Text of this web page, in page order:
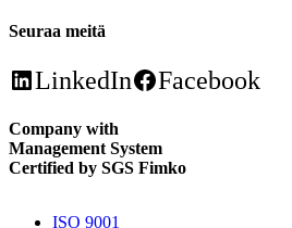
Seuraa meitä
LinkedIn Facebook
Company with
Management System
Certified by SGS Fimko
ISO 9001